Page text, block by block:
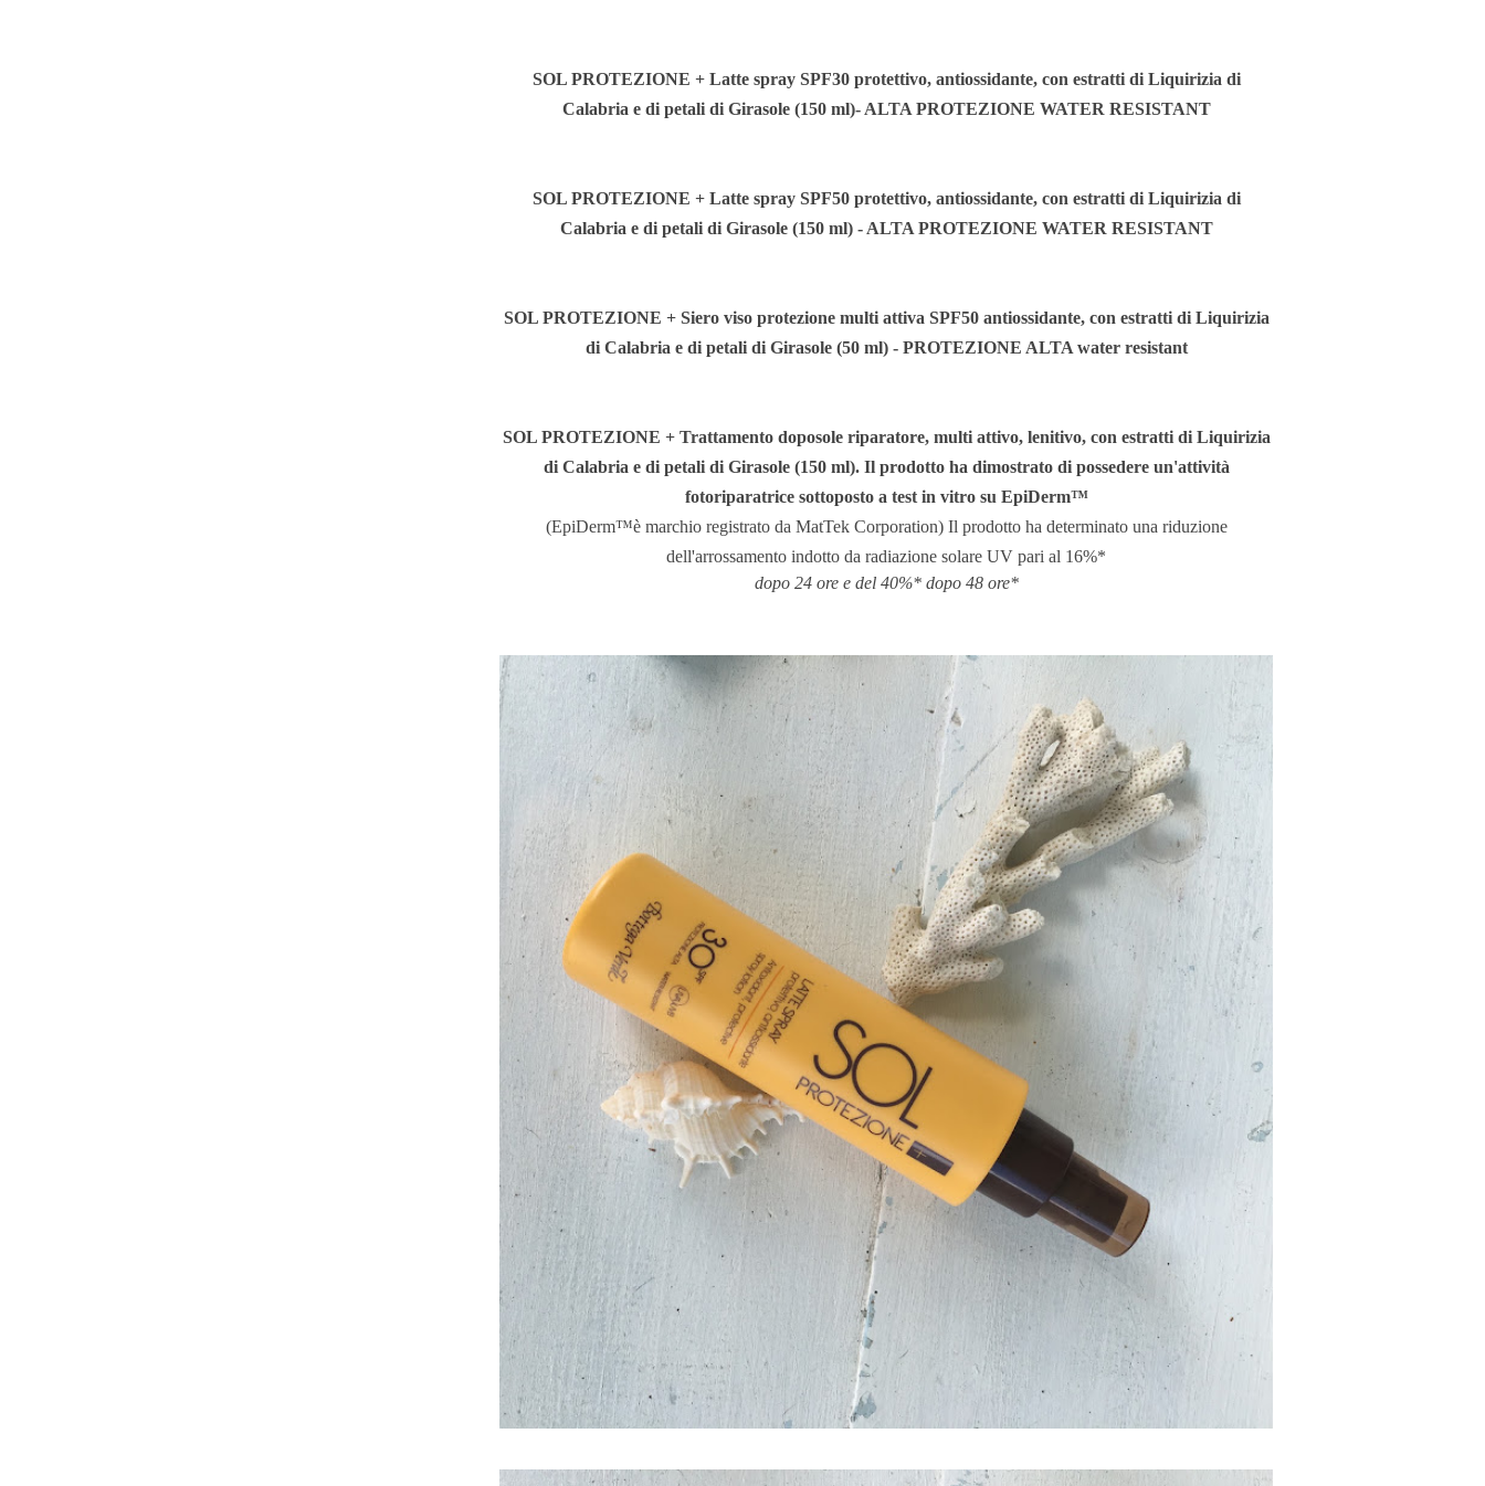
SOL PROTEZIONE + Latte spray SPF30protettivo, antiossidante, con estratti di Liquirizia di
Calabria e di petali di Girasole (150 ml)- ALTA PROTEZIONE WATER RESISTANT
SOL PROTEZIONE + Latte spray SPF50protettivo, antiossidante, con estratti di Liquirizia di
Calabria e di petali di Girasole (150 ml) - ALTA PROTEZIONE WATER RESISTANT
SOL PROTEZIONE + Siero viso protezione multi attiva SPF50antiossidante, con estratti di Liquirizia
di Calabria e di petali di Girasole (50 ml) - PROTEZIONE ALTA water resistant
SOL PROTEZIONE + Trattamento doposole riparatore, multi attivo, lenitivo, con estratti di Liquirizia
di Calabria e di petali di Girasole (150 ml). Il prodotto ha dimostrato di possedere un'attività
fotoriparatrice sottoposto a test in vitro su EpiDerm™
(EpiDerm™è marchio registrato da MatTek Corporation) Il prodotto ha determinato una riduzione
dell'arrossamento indotto da radiazione solare UV pari al 16%*
dopo 24 ore e del 40%* dopo 48 ore*